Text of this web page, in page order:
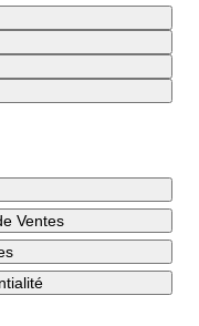
Ventes